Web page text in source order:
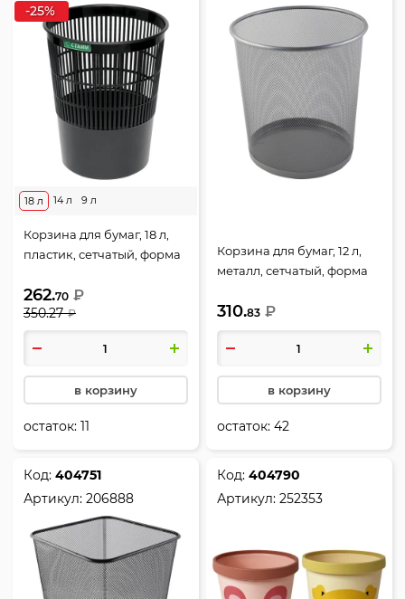
-25%
14 л
18 л 9 л
Корзина для бумаг, 18 л,
пластик, сетчатый, форма
Стамм, КР01
262.70 ₽
350.27 ₽
в корзину
остаток:11
Корзина для бумаг, 12 л,
металл, сетчатый, форма
серебристый, KLERK,
253494
310.83 ₽
в корзину
остаток:42
Код:404751
Артикул:206888
Код:404790
Артикул:252353